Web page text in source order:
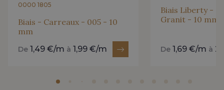
0000 1805
Biais - Carreaux - 005 - 10
mm
De 1,49 €/m à 1,99 €/m
Biais Liberty -
Granit - 10 mm
De1,69 €/m à